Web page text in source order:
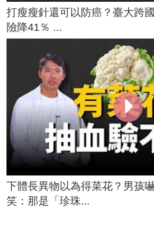
打瘦瘦針還可以防癌？臺大跨
險降41％ ...
下體長異物以為得菜花？男孩
笑：那是「珍珠...